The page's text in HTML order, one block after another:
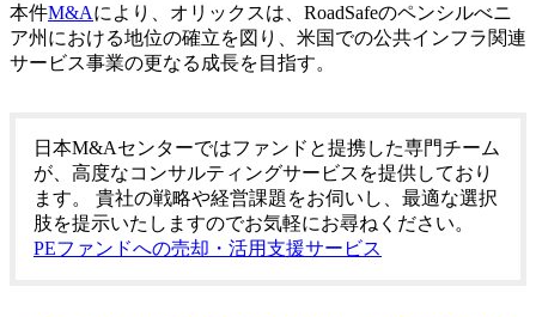
本件M&Aにより、オリックスは、RoadSafeのペンシルべニ
ア州における地位の確立を図り、米国での公共インフラ関連
サービス事業の更なる成長を目指す。
日本M&Aセンターではファンドと提携した専門チーム
が、高度なコンサルティングサービスを提供しており
ます。 貴社の戦略や経営課題をお伺いし、最適な選択
肢を提示いたしますのでお気軽にお尋ねください。
PEファンドへの売却・活用支援サービス